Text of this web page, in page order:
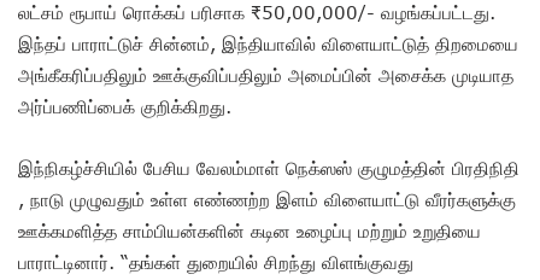
லட்சம் ரூபாய் ரொக்கப் பரிசாக ₹50,00,000/- வழங்கப்பட்டது.
இந்தப் பாராட்டுச் சின்னம், இந்தியாவில் விளையாட்டுத் திறமையை
அங்கீகரிப்பதிலும் ஊக்குவிப்பதிலும் அமைப்பின் அசைக்க முடியாத
அர்ப்பணிப்பைக் குறிக்கிறது.
இந்நிகழ்ச்சியில் பேசிய வேலம்மாள் நெக்ஸஸ் குழுமத்தின் பிரதிநிதி
, நாடு முழுவதும் உள்ள எண்ணற்ற இளம் விளையாட்டு வீரர்களுக்கு
ஊக்கமளித்த சாம்பியன்களின் கடின உழைப்பு மற்றும் உறுதியை
பாராட்டினார். “தங்கள் துறையில் சிறந்து விளங்குவது